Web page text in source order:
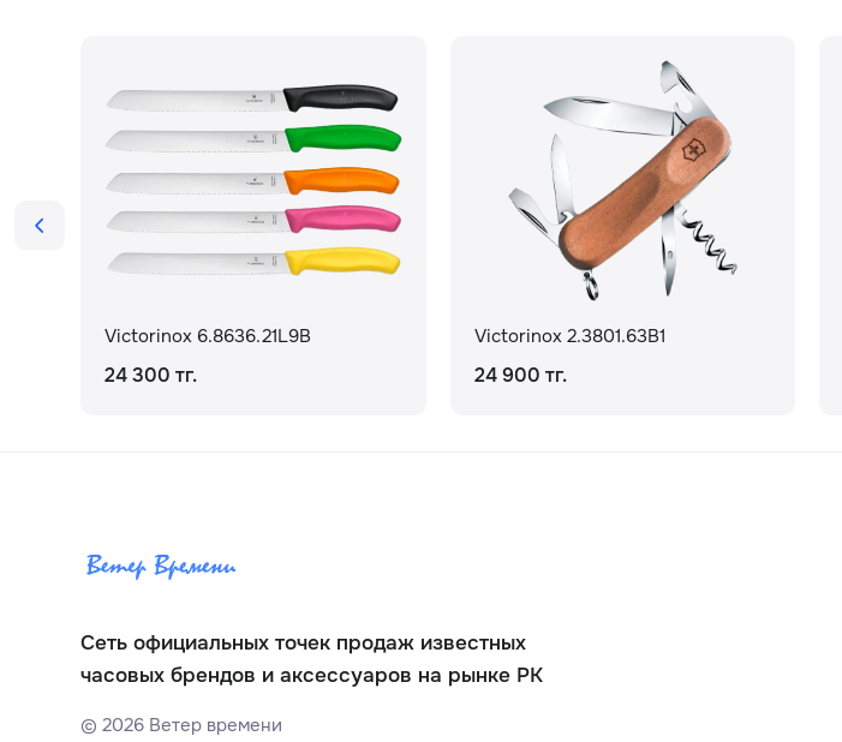
Victorinox 6.8636.21L9B
24 300 тг.
Victorinox 2.3801.63B1
24 900 тг.
Сеть официальных точек продаж известных
часовых брендов и аксессуаров на рынке РК
©2026 Ветер времени